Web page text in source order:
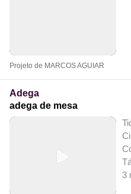
Projeto de MARCOS AGUIAR
Adega
adega de mesa
3